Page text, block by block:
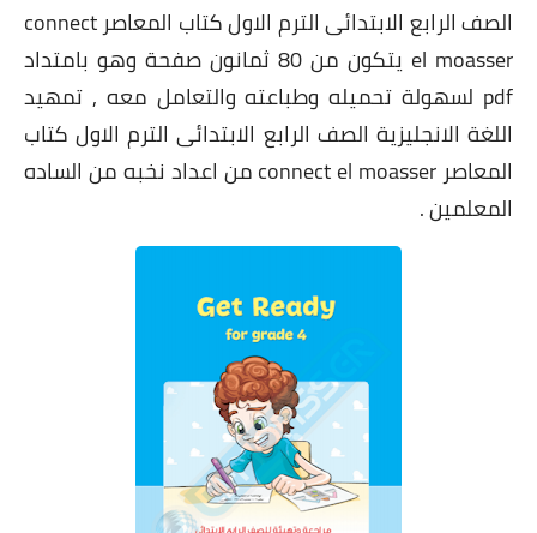
الصف الرابع الابتدائى الترم الاول كتاب المعاصر connect
el moasser يتكون من 80 ثمانون صفحة وهو بامتداد
pdf لسهولة تحميله وطباعته والتعامل معه , تمهيد
اللغة الانجليزية الصف الرابع الابتدائى الترم الاول كتاب
المعاصر connect el moasser من اعداد نخبه من الساده
المعلمين .